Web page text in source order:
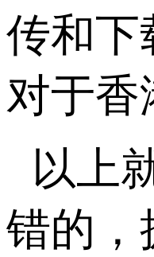
传和下
对于香
以上
错的，